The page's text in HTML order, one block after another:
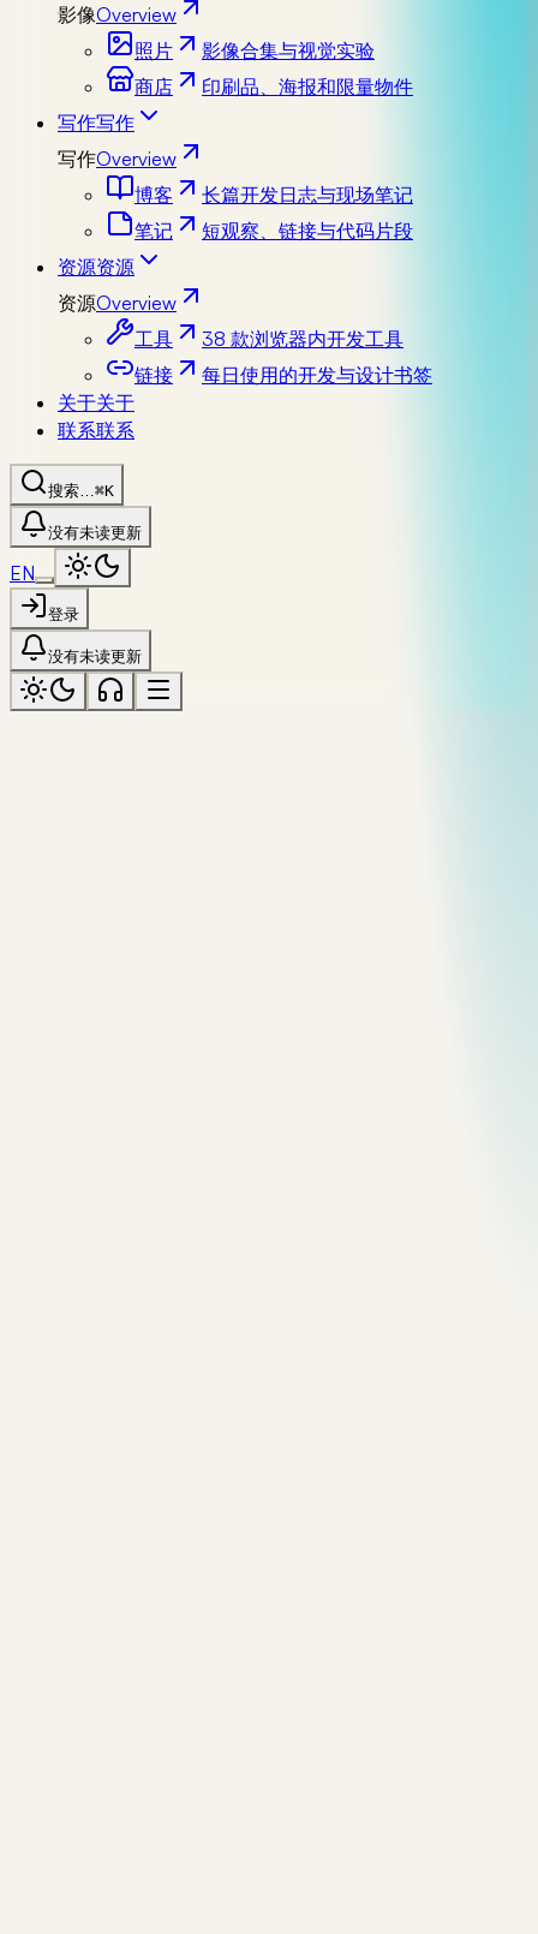
影像Overview
照片
影像合集与视觉实验
商店
印刷品、海报和限量物件
写作写作
写作Overview
博客
长篇开发日志与现场笔记
笔记
短观察、链接与代码片段
资源资源
资源Overview
工具
38 款浏览器内开发工具
链接
每日使用的开发与设计书签
关于关于
联系联系
搜索…⌘K
没有未读更新
EN
登录
没有未读更新